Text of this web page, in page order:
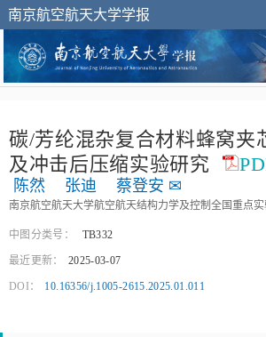
南京航空航天大学学报
碳/芳纶混杂复合材料蜂窝夹
及冲击后压缩实验研究
陈然 张迪 蔡登安 ✉
南京航空航天大学航空航天结构力学及控制全国重点实
中图分类号： TB332
最近更新： 2025-03-07
DOI： 10.16356/j.1005-2615.2025.01.011